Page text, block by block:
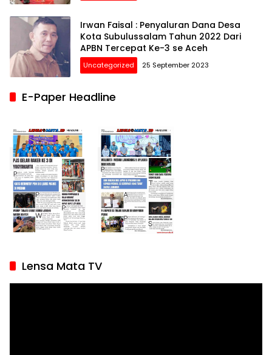
Irwan Faisal : Penyaluran Dana Desa
Kota Subulussalam Tahun 2022 Dari
APBN Tercepat Ke-3 se Aceh
Uncategorized 25 September 2023
E-Paper Headline
Lensa Mata TV